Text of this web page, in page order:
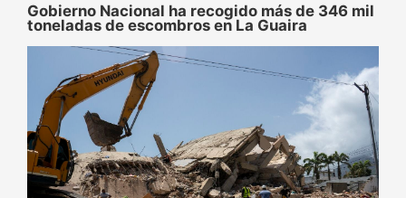
Gobierno Nacional ha recogido más de 346 mil
toneladas de escombros en La Guaira